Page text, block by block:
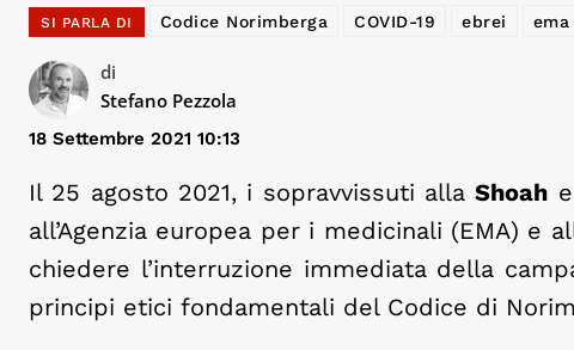
SI PARLA DI Codice Norimberga COVID-19 ebrei ema
di
Stefano Pezzola
18 Settembre 2021 10:13
Il 25 agosto 2021, i sopravvissuti allaShoah
all’Agenzia europea per i medicinali (EMA) e
chiedere l’interruzione immediata della
principi etici fondamentali del Codice di